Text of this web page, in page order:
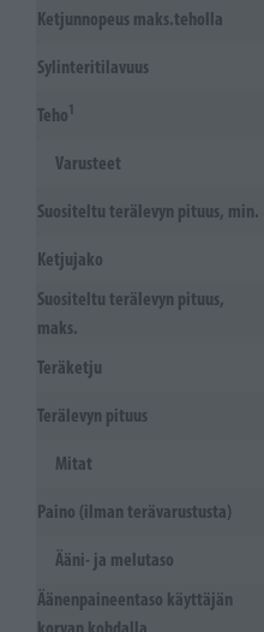
Ketjunnopeus maks.teholla
Sylinteritilavuus
Teho1
Varusteet
Suositeltu terälevyn pituus, min.
Ketjujako
Suositeltu terälevyn pituus,
maks.
Teräketju
Terälevyn pituus
Mitat
Paino (ilman terävarustusta)
Ääni- ja melutaso
Äänenpaineentaso käyttäjän